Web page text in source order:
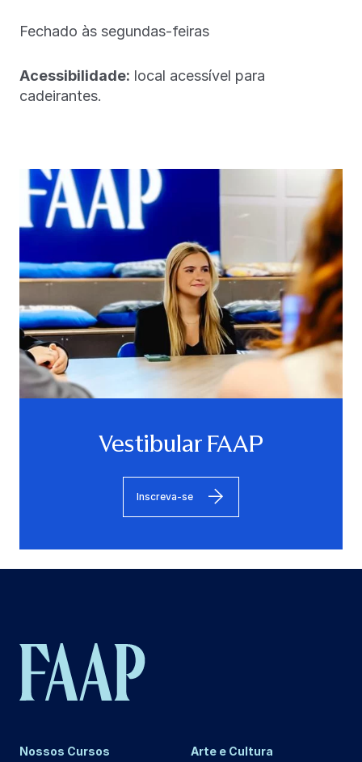
Fechado às segundas-feiras
Acessibilidade: local acessível para
cadeirantes.
Vestibular FAAP
Inscreva-se
Nossos Cursos Arte e Cultura